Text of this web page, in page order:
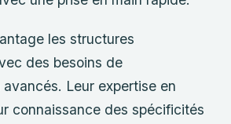
les structures
des besoins de
Leur expertise en
connaissance des spécificités